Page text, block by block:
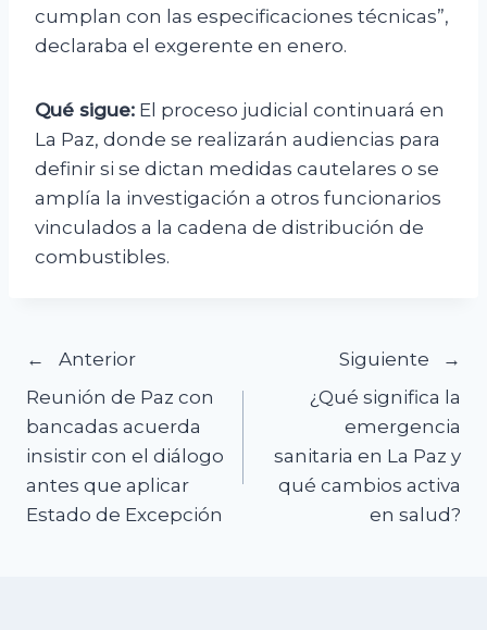
cumplan con las especificaciones técnicas”,
declaraba el exgerente en enero.
Qué sigue: El proceso judicial continuará en
La Paz, donde se realizarán audiencias para
definir si se dictan medidas cautelares o se
amplía la investigación a otros funcionarios
vinculados a la cadena de distribución de
combustibles.
Navegación
de
entradas
Anterior
Reunión de Paz con
bancadas acuerda
insistir con el diálogo
antes que aplicar
Estado de Excepción
Siguiente
¿Qué significa la
emergencia
sanitaria en La Paz y
qué cambios activa
en salud?